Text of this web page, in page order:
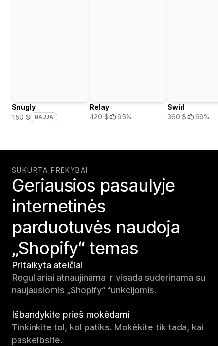
Snugly
150 $
NAUJA
Relay
420 $
95%
Swirl
360 $
99%
SUKURTA PREKYBAI
Geriausios pasaulyje
internetinės
parduotuvės naudoja
„Shopify“ temas
Pritaikyta ateičiai
Reguliariai atnaujinama ir visada suderinama su
naujausiomis „Shopify“ funkcijomis.
Išbandykite prieš mokėdami
Tinkinkite tol, kol patiks. Mokėkite tik tada, kai
paskelbsite.